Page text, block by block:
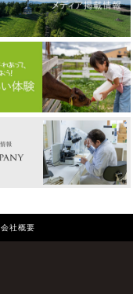
会社概要